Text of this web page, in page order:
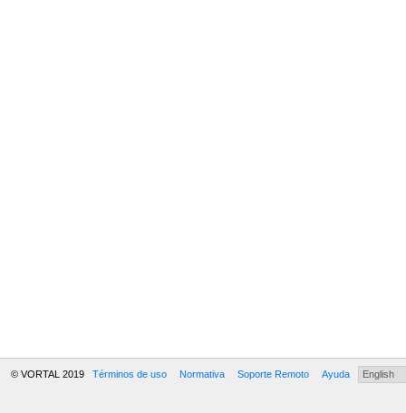
© VORTAL 2019 Términos de uso Normativa Soporte Remoto Ayuda